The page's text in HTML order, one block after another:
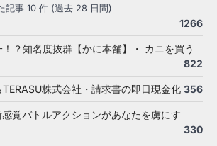
記事 10 件 (過去 28 日間)
1266
？知名度抜群【かに本舗】・ カニを買う
822
株式会社・請求書の即日現金化 356
覚バトルアクションがあなたを虜にす
330